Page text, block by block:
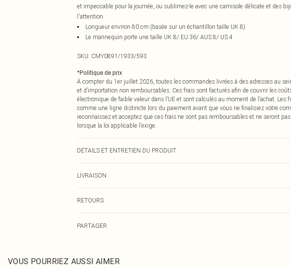
et impeccable pour la journée, ou sublimez-le avec une camisole délicate et des
l'attention.
Longueur environ 80 cm (basée sur un échantillon taille UK 8)
Le mannequin porte une taille UK 8/ EU 36/ AUS 8/ US 4
SKU: CMY0891/1933/593
*Politique de prix
À compter du 1er juillet 2026, toutes les commandes livrées à des adresses au
et d’importation non remboursables. Ces frais sont facturés afin de couvrir les
électronique de faible valeur dans l’UE et sont calculés au moment de l’achat.
comme une ligne distincte lors du paiement avant que vous ne finalisiez votre
reconnaissez et acceptez que ces frais ne sont pas remboursables et ne seront
lorsque la loi applicable l’exige.
DÉTAILS ET ENTRETIEN DU PRODUIT
LIVRAISON
RETOURS
Veuillez noter que nous ne pouvons pas rembourser les masques tendance, les
également être essayées en intérieur. Les articles pour la maison, y compris le
PARTAGER
VOUS POURRIEZ AUSSI AIMER